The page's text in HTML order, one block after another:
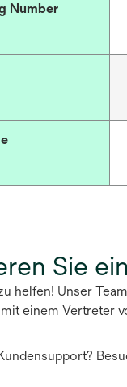
Number
Sie
helfen! Unser
einem Vertreter